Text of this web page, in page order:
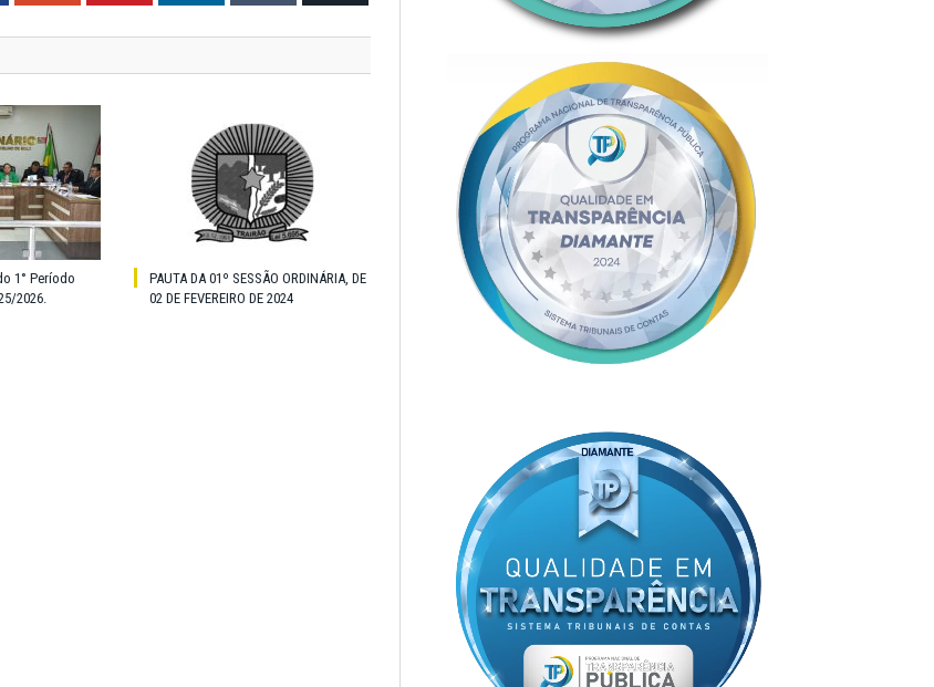
1° Período
2026.
PAUTA DA 01º SESSÃO ORDINÁRIA, DE
02 DE FEVEREIRO DE 2024